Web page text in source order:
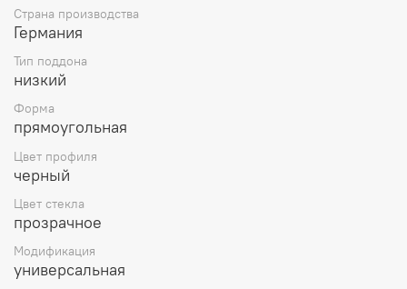
Страна производства
Германия
Тип поддона
низкий
Форма
прямоугольная
Цвет профиля
черный
Цвет стекла
прозрачное
Модификация
универсальная